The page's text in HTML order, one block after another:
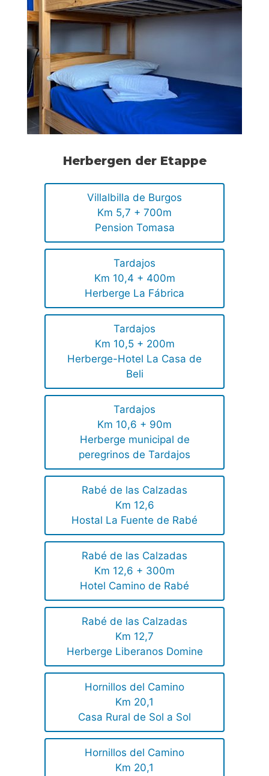
Herbergen der Etappe
Villalbilla de Burgos
Km 5,7 + 700m
Pension Tomasa
Tardajos
Km 10,4 + 400m
Herberge La Fábrica
Tardajos
Km 10,5 + 200m
Herberge-Hotel La Casa de
Beli
Tardajos
Km 10,6 + 90m
Herberge municipal de
peregrinos de Tardajos
Rabé de las Calzadas
Km 12,6
Hostal La Fuente de Rabé
Rabé de las Calzadas
Km 12,6 + 300m
Hotel Camino de Rabé
Rabé de las Calzadas
Km 12,7
Herberge Liberanos Domine
Hornillos del Camino
Km 20,1
Casa Rural de Sol a Sol
Hornillos del Camino
Km 20,1